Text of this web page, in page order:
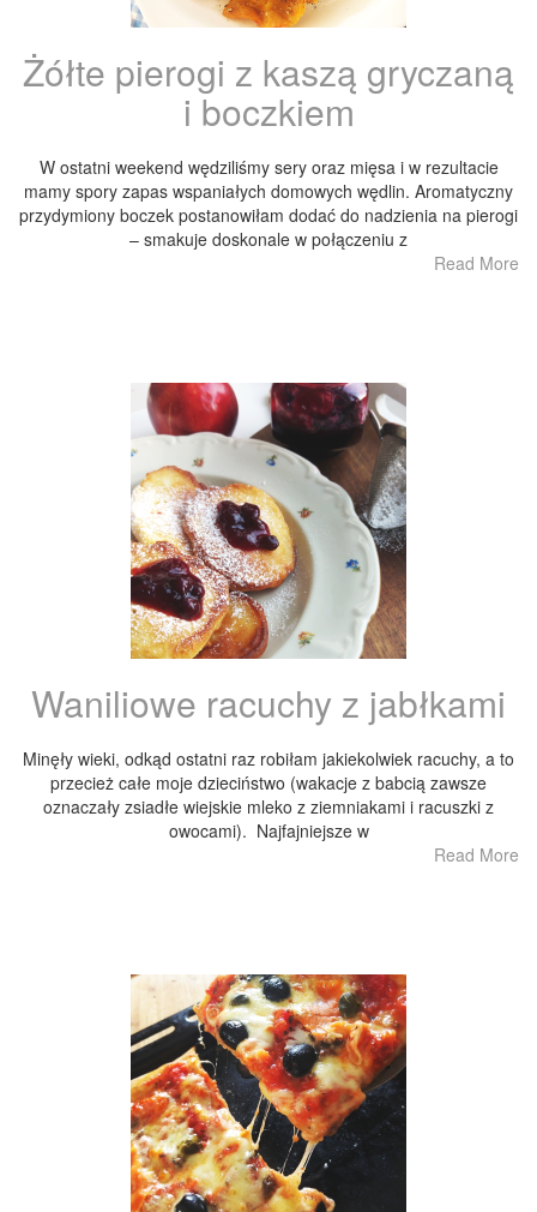
Żółte pierogi z kaszą gryczaną
i boczkiem
W ostatni weekend wędziliśmy sery oraz mięsa i w rezultacie
mamy spory zapas wspaniałych domowych wędlin. Aromatyczny
przydymiony boczek postanowiłam dodać do nadzienia na pierogi
– smakuje doskonale w połączeniu z
Read More
Waniliowe racuchy z jabłkami
Minęły wieki, odkąd ostatni raz robiłam jakiekolwiek racuchy, a to
przecież całe moje dzieciństwo (wakacje z babcią zawsze
oznaczały zsiadłe wiejskie mleko z ziemniakami i racuszki z
owocami). Najfajniejsze w
Read More